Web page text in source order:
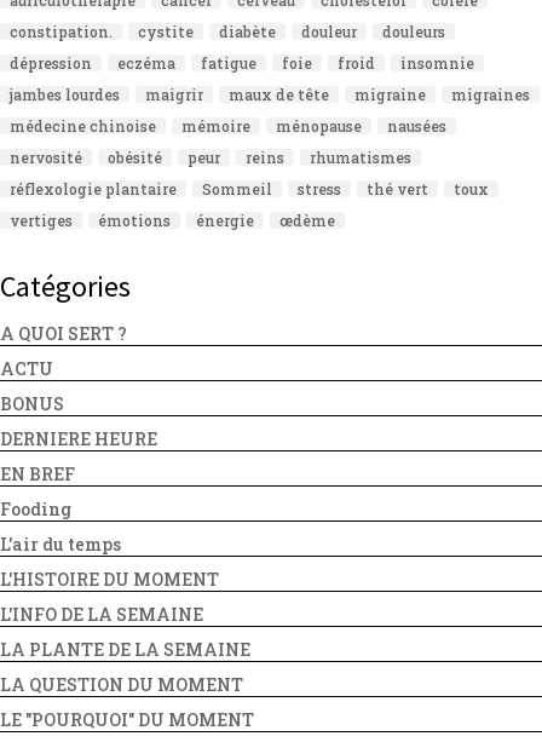
constipation.
cystite diabète douleur
douleurs
dépression
eczéma fatigue foie froid
insomnie
jambes lourdes
maigrir maux de tête migraine
migraines
médecine chinoise
mémoire ménopause
nausées
nervosité
obésité peur reins
rhumatismes
réflexologie plantaire
Sommeil stress thé vert
toux
vertiges
émotions énergie œdème
Catégories
A QUOI SERT ?
ACTU
BONUS
DERNIERE HEURE
EN BREF
Fooding
L'air du temps
L'HISTOIRE DU MOMENT
L'INFO DE LA SEMAINE
LA PLANTE DE LA SEMAINE
LA QUESTION DU MOMENT
LE "POURQUOI" DU MOMENT